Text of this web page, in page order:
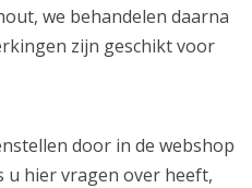
we behandelen daarna
zijn geschikt voor
door in de webshop
u hier vragen over heeft,